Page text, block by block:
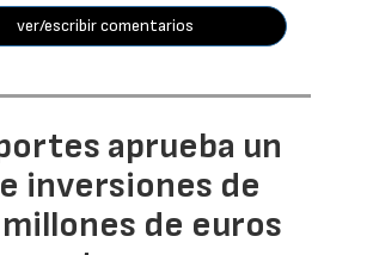
ver/escribir comentarios
aprueba un
inversiones de
de euros